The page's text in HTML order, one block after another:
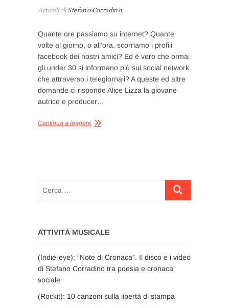
Articoli diStefano Corradino
Quante ore passiamo su internet? Quante
volte al giorno, o all’ora, scorriamo i profili
facebook dei nostri amici? Ed è vero che ormai
gli under 30 si informano più sui social network
che attraverso i telegiornali? A queste ed altre
domande ci risponde Alice Lizza la giovane
autrice e producer…
Continua a leggere
Cerca
ATTIVITÀ MUSICALE
(Indie-eye): “Note di Cronaca”. Il disco e i video
di Stefano Corradino tra poesia e cronaca
sociale
(Rockit): 10 canzoni sulla libertà di stampa